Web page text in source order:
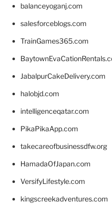
balanceyoganj.com
salesforceblogs.com
TrainGames365.com
JabalpurCakeDelivery.com
halobjd.com
intelligenceqatar.com
PikaPikaApp.com
takecareofbusinessdfw.org
HamadaOfJapan.com
VersifyLifestyle.com
kingscreekadventures.com